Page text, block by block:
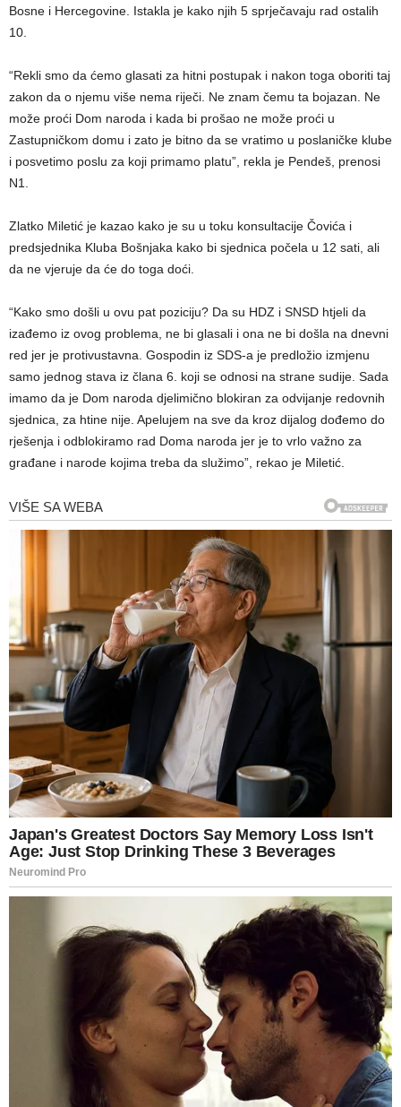
Bosne i Hercegovine. Istakla je kako njih 5 sprječavaju rad ostalih
10.
“Rekli smo da ćemo glasati za hitni postupak i nakon toga oboriti taj
zakon da o njemu više nema riječi. Ne znam čemu ta bojazan. Ne
može proći Dom naroda i kada bi prošao ne može proći u
Zastupničkom domu i zato je bitno da se vratimo u poslaničke klube
i posvetimo poslu za koji primamo platu”, rekla je Pendeš, prenosi
N1.
Zlatko Miletić je kazao kako je su u toku konsultacije Čovića i
predsjednika Kluba Bošnjaka kako bi sjednica počela u 12 sati, ali
da ne vjeruje da će do toga doći.
“Kako smo došli u ovu pat poziciju? Da su HDZ i SNSD htjeli da
izađemo iz ovog problema, ne bi glasali i ona ne bi došla na dnevni
red jer je protivustavna. Gospodin iz SDS-a je predložio izmjenu
samo jednog stava iz člana 6. koji se odnosi na strane sudije. Sada
imamo da je Dom naroda djelimično blokiran za odvijanje redovnih
sjednica, za htine nije. Apelujem na sve da kroz dijalog dođemo do
rješenja i odblokiramo rad Doma naroda jer je to vrlo važno za
građane i narode kojima treba da služimo”, rekao je Miletić.